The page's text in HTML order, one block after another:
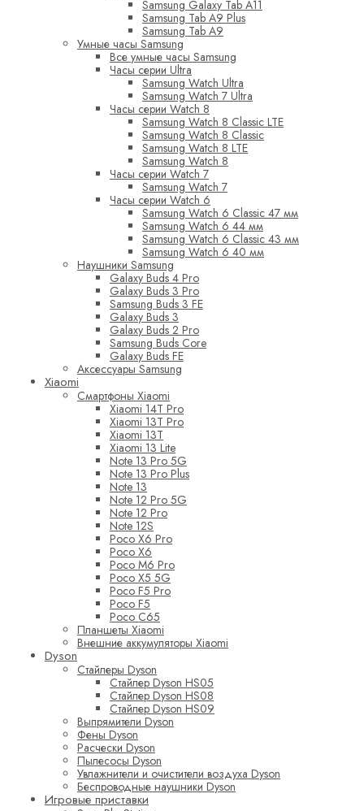
Samsung Galaxy Tab A11
Samsung Tab A9 Plus
Samsung Tab A9
Умные часы Samsung
Все умные часы Samsung
Часы серии Ultra
Samsung Watch Ultra
Samsung Watch 7 Ultra
Часы серии Watch 8
Samsung Watch 8 Classic LTE
Samsung Watch 8 Classic
Samsung Watch 8 LTE
Samsung Watch 8
Часы серии Watch 7
Samsung Watch 7
Часы серии Watch 6
Samsung Watch 6 Classic 47 мм
Samsung Watch 6 44 мм
Samsung Watch 6 Classic 43 мм
Samsung Watch 6 40 мм
Наушники Samsung
Galaxy Buds 4 Pro
Galaxy Buds 3 Pro
Samsung Buds 3 FE
Galaxy Buds 3
Galaxy Buds 2 Pro
Samsung Buds Core
Galaxy Buds FE
Аксессуары Samsung
Xiaomi
Смартфоны Xiaomi
Xiaomi 14T Pro
Xiaomi 13T Pro
Xiaomi 13T
Xiaomi 13 Lite
Note 13 Pro 5G
Note 13 Pro Plus
Note 13
Note 12 Pro 5G
Note 12 Pro
Note 12S
Poco X6 Pro
Poco X6
Poco M6 Pro
Poco X5 5G
Poco F5 Pro
Poco F5
Poco C65
Планшеты Xiaomi
Внешние аккумуляторы Xiaomi
Dyson
Стайлеры Dyson
Стайлер Dyson HS05
Стайлер Dyson HS08
Стайлер Dyson HS09
Выпрямители Dyson
Фены Dyson
Расчески Dyson
Пылесосы Dyson
Увлажнители и очистители воздуха Dyson
Беспроводные наушники Dyson
Игровые приставки